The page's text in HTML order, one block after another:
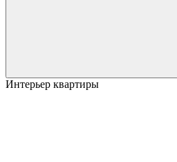
Интерьер квартиры